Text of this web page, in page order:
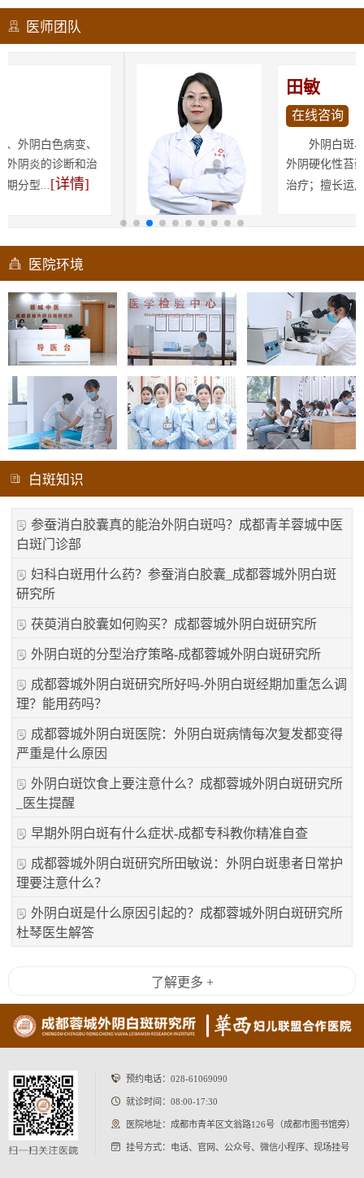
医师团队
田敏
在线咨询
外阴白斑、儿童外阴白斑、
外阴硬化性苔藓的诊断和中医药
治疗；擅长运用中医...
[详情]
医院环境
白斑知识
参蚕消白胶囊真的能治外阴白斑吗？成都青羊蓉城中医
白斑门诊部
妇科白斑用什么药？参蚕消白胶囊_成都蓉城外阴白斑
研究所
茯萸消白胶囊如何购买？成都蓉城外阴白斑研究所
外阴白斑的分型治疗策略-成都蓉城外阴白斑研究所
成都蓉城外阴白斑研究所好吗-外阴白斑经期加重怎么调
理？能用药吗？
成都蓉城外阴白斑医院：外阴白斑病情每次复发都变得
严重是什么原因
外阴白斑饮食上要注意什么？成都蓉城外阴白斑研究所
_医生提醒
早期外阴白斑有什么症状-成都专科教你精准自查
成都蓉城外阴白斑研究所田敏说：外阴白斑患者日常护
理要注意什么？
外阴白斑是什么原因引起的？成都蓉城外阴白斑研究所
杜琴医生解答
了解更多 +
预约电话： 028-61069090
就诊时间：08:00-17:30
医院地址：成都市青羊区文翁路126号（成都市图书馆旁）
挂号方式：电话、官网、公众号、微信小程序、现场挂号